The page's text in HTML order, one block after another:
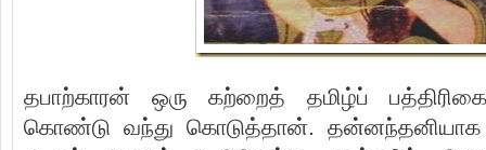
தபாற்காரன் ஒரு கற்றைத் தமிழ்ப்
கொண்டு வந்து கொடுத்தான். தன்னந்தனியாக